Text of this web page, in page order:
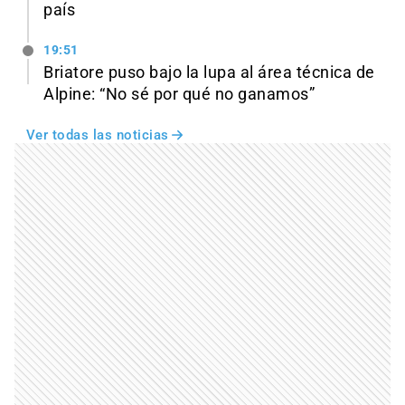
país
19:51
Briatore puso bajo la lupa al área técnica de
Alpine: “No sé por qué no ganamos”
Ver todas las noticias